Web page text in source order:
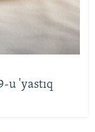
u 'yastıq